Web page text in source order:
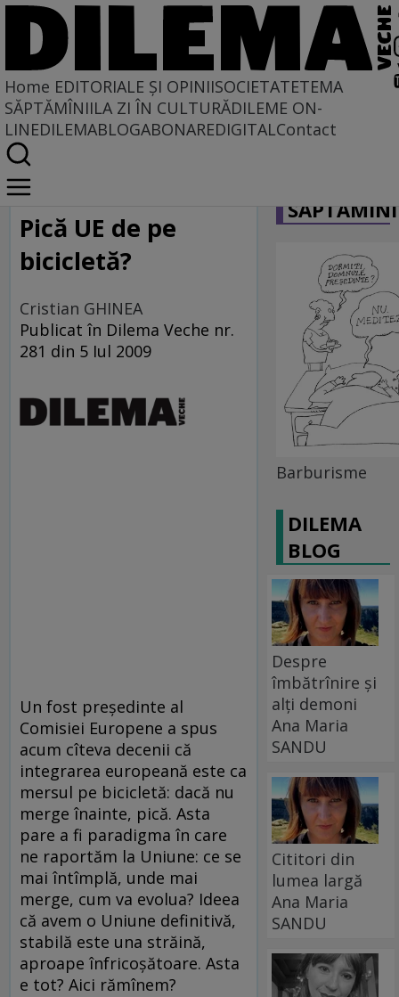
Home EDITORIALE ȘI OPINIISOCIETATETEMA
SĂPTĂMÎNIILA ZI ÎN CULTURĂDILEME ON-
LINEDILEMABLOGABONAREDIGITALContact
Home
Locuri comune
Pică UE de pe
bicicletă?
Cristian GHINEA
Publicat în Dilema Veche nr.
281 din 5 Iul 2009
Un fost preşedinte al
Comisiei Europene a spus
acum cîteva decenii că
integrarea europeană este ca
mersul pe bicicletă: dacă nu
merge înainte, pică. Asta
pare a fi paradigma în care
ne raportăm la Uniune: ce se
mai întîmplă, unde mai
merge, cum va evolua? Ideea
că avem o Uniune definitivă,
stabilă este una străină,
aproape înfricoşătoare. Asta
e tot? Aici rămînem?
Barburisme
DILEMA
BLOG
Despre
îmbătrînire și
alți demoni
Ana Maria
SANDU
Cititori din
lumea largă
Ana Maria
SANDU